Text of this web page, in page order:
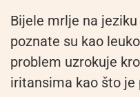
Bijele mrlje na
poznate su kao
problem uzrokuje
iritansima kao što je